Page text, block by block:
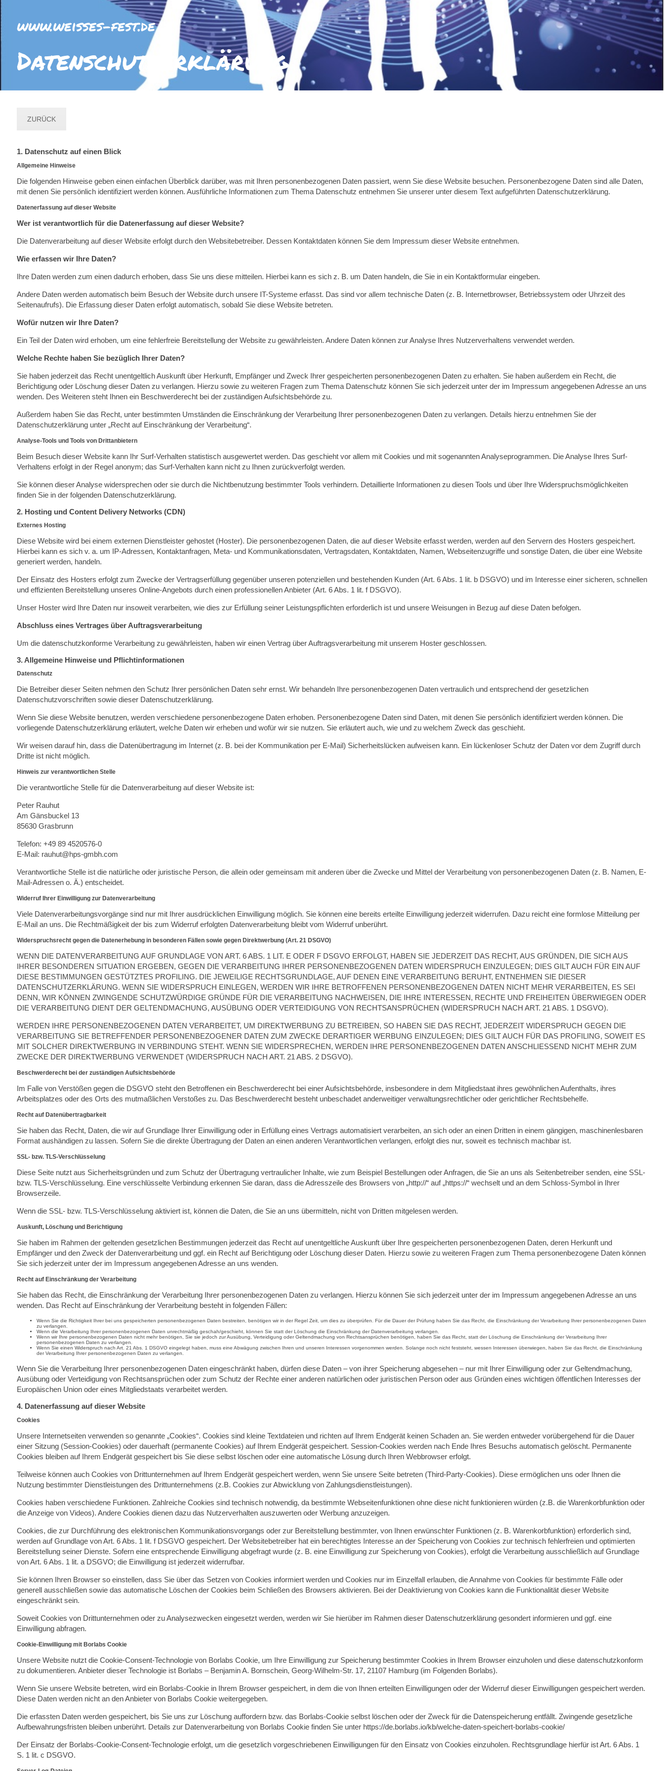
www.weisses-fest.de
Datenschutzerklärung
ZURÜCK
1. Datenschutz auf einen Blick
Allgemeine Hinweise
Die folgenden Hinweise geben einen einfachen Überblick darüber, was mit Ihren personenbezogenen Daten passiert, wenn Sie diese Website besuchen. Personenbezogene Daten sind alle Daten,
mit denen Sie persönlich identifiziert werden können. Ausführliche Informationen zum Thema Datenschutz entnehmen Sie unserer unter diesem Text aufgeführten Datenschutzerklärung.
Datenerfassung auf dieser Website
Wer ist verantwortlich für die Datenerfassung auf dieser Website?
Die Datenverarbeitung auf dieser Website erfolgt durch den Websitebetreiber. Dessen Kontaktdaten können Sie dem Impressum dieser Website entnehmen.
Wie erfassen wir Ihre Daten?
Ihre Daten werden zum einen dadurch erhoben, dass Sie uns diese mitteilen. Hierbei kann es sich z. B. um Daten handeln, die Sie in ein Kontaktformular eingeben.
Andere Daten werden automatisch beim Besuch der Website durch unsere IT-Systeme erfasst. Das sind vor allem technische Daten (z. B. Internetbrowser, Betriebssystem oder Uhrzeit des
Seitenaufrufs). Die Erfassung dieser Daten erfolgt automatisch, sobald Sie diese Website betreten.
Wofür nutzen wir Ihre Daten?
Ein Teil der Daten wird erhoben, um eine fehlerfreie Bereitstellung der Website zu gewährleisten. Andere Daten können zur Analyse Ihres Nutzerverhaltens verwendet werden.
Welche Rechte haben Sie bezüglich Ihrer Daten?
Sie haben jederzeit das Recht unentgeltlich Auskunft über Herkunft, Empfänger und Zweck Ihrer gespeicherten personenbezogenen Daten zu erhalten. Sie haben außerdem ein Recht, die
Berichtigung oder Löschung dieser Daten zu verlangen. Hierzu sowie zu weiteren Fragen zum Thema Datenschutz können Sie sich jederzeit unter der im Impressum angegebenen Adresse an uns
wenden. Des Weiteren steht Ihnen ein Beschwerderecht bei der zuständigen Aufsichtsbehörde zu.
Außerdem haben Sie das Recht, unter bestimmten Umständen die Einschränkung der Verarbeitung Ihrer personenbezogenen Daten zu verlangen. Details hierzu entnehmen Sie der
Datenschutzerklärung unter „Recht auf Einschränkung der Verarbeitung“.
Analyse-Tools und Tools von Drittanbietern
Beim Besuch dieser Website kann Ihr Surf-Verhalten statistisch ausgewertet werden. Das geschieht vor allem mit Cookies und mit sogenannten Analyseprogrammen. Die Analyse Ihres Surf-
Verhaltens erfolgt in der Regel anonym; das Surf-Verhalten kann nicht zu Ihnen zurückverfolgt werden.
Sie können dieser Analyse widersprechen oder sie durch die Nichtbenutzung bestimmter Tools verhindern. Detaillierte Informationen zu diesen Tools und über Ihre Widerspruchsmöglichkeiten
finden Sie in der folgenden Datenschutzerklärung.
2. Hosting und Content Delivery Networks (CDN)
Externes Hosting
Diese Website wird bei einem externen Dienstleister gehostet (Hoster). Die personenbezogenen Daten, die auf dieser Website erfasst werden, werden auf den Servern des Hosters gespeichert.
Hierbei kann es sich v. a. um IP-Adressen, Kontaktanfragen, Meta- und Kommunikationsdaten, Vertragsdaten, Kontaktdaten, Namen, Webseitenzugriffe und sonstige Daten, die über eine Website
generiert werden, handeln.
Der Einsatz des Hosters erfolgt zum Zwecke der Vertragserfüllung gegenüber unseren potenziellen und bestehenden Kunden (Art. 6 Abs. 1 lit. b DSGVO) und im Interesse einer sicheren, schnellen
und effizienten Bereitstellung unseres Online-Angebots durch einen professionellen Anbieter (Art. 6 Abs. 1 lit. f DSGVO).
Unser Hoster wird Ihre Daten nur insoweit verarbeiten, wie dies zur Erfüllung seiner Leistungspflichten erforderlich ist und unsere Weisungen in Bezug auf diese Daten befolgen.
Abschluss eines Vertrages über Auftragsverarbeitung
Um die datenschutzkonforme Verarbeitung zu gewährleisten, haben wir einen Vertrag über Auftragsverarbeitung mit unserem Hoster geschlossen.
3. Allgemeine Hinweise und Pflichtinformationen
Datenschutz
Die Betreiber dieser Seiten nehmen den Schutz Ihrer persönlichen Daten sehr ernst. Wir behandeln Ihre personenbezogenen Daten vertraulich und entsprechend der gesetzlichen
Datenschutzvorschriften sowie dieser Datenschutzerklärung.
Wenn Sie diese Website benutzen, werden verschiedene personenbezogene Daten erhoben. Personenbezogene Daten sind Daten, mit denen Sie persönlich identifiziert werden können. Die
vorliegende Datenschutzerklärung erläutert, welche Daten wir erheben und wofür wir sie nutzen. Sie erläutert auch, wie und zu welchem Zweck das geschieht.
Wir weisen darauf hin, dass die Datenübertragung im Internet (z. B. bei der Kommunikation per E-Mail) Sicherheitslücken aufweisen kann. Ein lückenloser Schutz der Daten vor dem Zugriff durch
Dritte ist nicht möglich.
Hinweis zur verantwortlichen Stelle
Die verantwortliche Stelle für die Datenverarbeitung auf dieser Website ist:
Peter Rauhut
Am Gänsbuckel 13
85630 Grasbrunn
Telefon: +49 89 4520576-0
E-Mail: rauhut@hps-gmbh.com
Verantwortliche Stelle ist die natürliche oder juristische Person, die allein oder gemeinsam mit anderen über die Zwecke und Mittel der Verarbeitung von personenbezogenen Daten (z. B. Namen, E-
Mail-Adressen o. Ä.) entscheidet.
Widerruf Ihrer Einwilligung zur Datenverarbeitung
Viele Datenverarbeitungsvorgänge sind nur mit Ihrer ausdrücklichen Einwilligung möglich. Sie können eine bereits erteilte Einwilligung jederzeit widerrufen. Dazu reicht eine formlose Mitteilung per
E-Mail an uns. Die Rechtmäßigkeit der bis zum Widerruf erfolgten Datenverarbeitung bleibt vom Widerruf unberührt.
Widerspruchsrecht gegen die Datenerhebung in besonderen Fällen sowie gegen Direktwerbung (Art. 21 DSGVO)
WENN DIE DATENVERARBEITUNG AUF GRUNDLAGE VON ART. 6 ABS. 1 LIT. E ODER F DSGVO ERFOLGT, HABEN SIE JEDERZEIT DAS RECHT, AUS GRÜNDEN, DIE SICH AUS
IHRER BESONDEREN SITUATION ERGEBEN, GEGEN DIE VERARBEITUNG IHRER PERSONENBEZOGENEN DATEN WIDERSPRUCH EINZULEGEN; DIES GILT AUCH FÜR EIN AUF
DIESE BESTIMMUNGEN GESTÜTZTES PROFILING. DIE JEWEILIGE RECHTSGRUNDLAGE, AUF DENEN EINE VERARBEITUNG BERUHT, ENTNEHMEN SIE DIESER
DATENSCHUTZERKLÄRUNG. WENN SIE WIDERSPRUCH EINLEGEN, WERDEN WIR IHRE BETROFFENEN PERSONENBEZOGENEN DATEN NICHT MEHR VERARBEITEN, ES SEI
DENN, WIR KÖNNEN ZWINGENDE SCHUTZWÜRDIGE GRÜNDE FÜR DIE VERARBEITUNG NACHWEISEN, DIE IHRE INTERESSEN, RECHTE UND FREIHEITEN ÜBERWIEGEN ODER
DIE VERARBEITUNG DIENT DER GELTENDMACHUNG, AUSÜBUNG ODER VERTEIDIGUNG VON RECHTSANSPRÜCHEN (WIDERSPRUCH NACH ART. 21 ABS. 1 DSGVO).
WERDEN IHRE PERSONENBEZOGENEN DATEN VERARBEITET, UM DIREKTWERBUNG ZU BETREIBEN, SO HABEN SIE DAS RECHT, JEDERZEIT WIDERSPRUCH GEGEN DIE
VERARBEITUNG SIE BETREFFENDER PERSONENBEZOGENER DATEN ZUM ZWECKE DERARTIGER WERBUNG EINZULEGEN; DIES GILT AUCH FÜR DAS PROFILING, SOWEIT ES
MIT SOLCHER DIREKTWERBUNG IN VERBINDUNG STEHT. WENN SIE WIDERSPRECHEN, WERDEN IHRE PERSONENBEZOGENEN DATEN ANSCHLIESSEND NICHT MEHR ZUM
ZWECKE DER DIREKTWERBUNG VERWENDET (WIDERSPRUCH NACH ART. 21 ABS. 2 DSGVO).
Beschwerderecht bei der zuständigen Aufsichtsbehörde
Im Falle von Verstößen gegen die DSGVO steht den Betroffenen ein Beschwerderecht bei einer Aufsichtsbehörde, insbesondere in dem Mitgliedstaat ihres gewöhnlichen Aufenthalts, ihres
Arbeitsplatzes oder des Orts des mutmaßlichen Verstoßes zu. Das Beschwerderecht besteht unbeschadet anderweitiger verwaltungsrechtlicher oder gerichtlicher Rechtsbehelfe.
Recht auf Datenübertragbarkeit
Sie haben das Recht, Daten, die wir auf Grundlage Ihrer Einwilligung oder in Erfüllung eines Vertrags automatisiert verarbeiten, an sich oder an einen Dritten in einem gängigen, maschinenlesbaren
Format aushändigen zu lassen. Sofern Sie die direkte Übertragung der Daten an einen anderen Verantwortlichen verlangen, erfolgt dies nur, soweit es technisch machbar ist.
SSL- bzw. TLS-Verschlüsselung
Diese Seite nutzt aus Sicherheitsgründen und zum Schutz der Übertragung vertraulicher Inhalte, wie zum Beispiel Bestellungen oder Anfragen, die Sie an uns als Seitenbetreiber senden, eine SSL-
bzw. TLS-Verschlüsselung. Eine verschlüsselte Verbindung erkennen Sie daran, dass die Adresszeile des Browsers von „http://“ auf „https://“ wechselt und an dem Schloss-Symbol in Ihrer
Browserzeile.
Wenn die SSL- bzw. TLS-Verschlüsselung aktiviert ist, können die Daten, die Sie an uns übermitteln, nicht von Dritten mitgelesen werden.
Auskunft, Löschung und Berichtigung
Sie haben im Rahmen der geltenden gesetzlichen Bestimmungen jederzeit das Recht auf unentgeltliche Auskunft über Ihre gespeicherten personenbezogenen Daten, deren Herkunft und
Empfänger und den Zweck der Datenverarbeitung und ggf. ein Recht auf Berichtigung oder Löschung dieser Daten. Hierzu sowie zu weiteren Fragen zum Thema personenbezogene Daten können
Sie sich jederzeit unter der im Impressum angegebenen Adresse an uns wenden.
Recht auf Einschränkung der Verarbeitung
Sie haben das Recht, die Einschränkung der Verarbeitung Ihrer personenbezogenen Daten zu verlangen. Hierzu können Sie sich jederzeit unter der im Impressum angegebenen Adresse an uns
wenden. Das Recht auf Einschränkung der Verarbeitung besteht in folgenden Fällen:
Wenn Sie die Richtigkeit Ihrer bei uns gespeicherten personenbezogenen Daten bestreiten, benötigen wir in der Regel Zeit, um dies zu überprüfen. Für die Dauer der Prüfung haben Sie das Recht, die Einschränkung der Verarbeitung Ihrer personenbezogenen Daten
zu verlangen.
Wenn die Verarbeitung Ihrer personenbezogenen Daten unrechtmäßig geschah/geschieht, können Sie statt der Löschung die Einschränkung der Datenverarbeitung verlangen.
Wenn wir Ihre personenbezogenen Daten nicht mehr benötigen, Sie sie jedoch zur Ausübung, Verteidigung oder Geltendmachung von Rechtsansprüchen benötigen, haben Sie das Recht, statt der Löschung die Einschränkung der Verarbeitung Ihrer
personenbezogenen Daten zu verlangen.
Wenn Sie einen Widerspruch nach Art. 21 Abs. 1 DSGVO eingelegt haben, muss eine Abwägung zwischen Ihren und unseren Interessen vorgenommen werden. Solange noch nicht feststeht, wessen Interessen überwiegen, haben Sie das Recht, die Einschränkung
der Verarbeitung Ihrer personenbezogenen Daten zu verlangen.
Wenn Sie die Verarbeitung Ihrer personenbezogenen Daten eingeschränkt haben, dürfen diese Daten – von ihrer Speicherung abgesehen – nur mit Ihrer Einwilligung oder zur Geltendmachung,
Ausübung oder Verteidigung von Rechtsansprüchen oder zum Schutz der Rechte einer anderen natürlichen oder juristischen Person oder aus Gründen eines wichtigen öffentlichen Interesses der
Europäischen Union oder eines Mitgliedstaats verarbeitet werden.
4. Datenerfassung auf dieser Website
Cookies
Unsere Internetseiten verwenden so genannte „Cookies“. Cookies sind kleine Textdateien und richten auf Ihrem Endgerät keinen Schaden an. Sie werden entweder vorübergehend für die Dauer
einer Sitzung (Session-Cookies) oder dauerhaft (permanente Cookies) auf Ihrem Endgerät gespeichert. Session-Cookies werden nach Ende Ihres Besuchs automatisch gelöscht. Permanente
Cookies bleiben auf Ihrem Endgerät gespeichert bis Sie diese selbst löschen oder eine automatische Lösung durch Ihren Webbrowser erfolgt.
Teilweise können auch Cookies von Drittunternehmen auf Ihrem Endgerät gespeichert werden, wenn Sie unsere Seite betreten (Third-Party-Cookies). Diese ermöglichen uns oder Ihnen die
Nutzung bestimmter Dienstleistungen des Drittunternehmens (z.B. Cookies zur Abwicklung von Zahlungsdienstleistungen).
Cookies haben verschiedene Funktionen. Zahlreiche Cookies sind technisch notwendig, da bestimmte Webseitenfunktionen ohne diese nicht funktionieren würden (z.B. die Warenkorbfunktion oder
die Anzeige von Videos). Andere Cookies dienen dazu das Nutzerverhalten auszuwerten oder Werbung anzuzeigen.
Cookies, die zur Durchführung des elektronischen Kommunikationsvorgangs oder zur Bereitstellung bestimmter, von Ihnen erwünschter Funktionen (z. B. Warenkorbfunktion) erforderlich sind,
werden auf Grundlage von Art. 6 Abs. 1 lit. f DSGVO gespeichert. Der Websitebetreiber hat ein berechtigtes Interesse an der Speicherung von Cookies zur technisch fehlerfreien und optimierten
Bereitstellung seiner Dienste. Sofern eine entsprechende Einwilligung abgefragt wurde (z. B. eine Einwilligung zur Speicherung von Cookies), erfolgt die Verarbeitung ausschließlich auf Grundlage
von Art. 6 Abs. 1 lit. a DSGVO; die Einwilligung ist jederzeit widerrufbar.
Sie können Ihren Browser so einstellen, dass Sie über das Setzen von Cookies informiert werden und Cookies nur im Einzelfall erlauben, die Annahme von Cookies für bestimmte Fälle oder
generell ausschließen sowie das automatische Löschen der Cookies beim Schließen des Browsers aktivieren. Bei der Deaktivierung von Cookies kann die Funktionalität dieser Website
eingeschränkt sein.
Soweit Cookies von Drittunternehmen oder zu Analysezwecken eingesetzt werden, werden wir Sie hierüber im Rahmen dieser Datenschutzerklärung gesondert informieren und ggf. eine
Einwilligung abfragen.
Cookie-Einwilligung mit Borlabs Cookie
Unsere Website nutzt die Cookie-Consent-Technologie von Borlabs Cookie, um Ihre Einwilligung zur Speicherung bestimmter Cookies in Ihrem Browser einzuholen und diese datenschutzkonform
zu dokumentieren. Anbieter dieser Technologie ist Borlabs – Benjamin A. Bornschein, Georg-Wilhelm-Str. 17, 21107 Hamburg (im Folgenden Borlabs).
Wenn Sie unsere Website betreten, wird ein Borlabs-Cookie in Ihrem Browser gespeichert, in dem die von Ihnen erteilten Einwilligungen oder der Widerruf dieser Einwilligungen gespeichert werden.
Diese Daten werden nicht an den Anbieter von Borlabs Cookie weitergegeben.
Die erfassten Daten werden gespeichert, bis Sie uns zur Löschung auffordern bzw. das Borlabs-Cookie selbst löschen oder der Zweck für die Datenspeicherung entfällt. Zwingende gesetzliche
Aufbewahrungsfristen bleiben unberührt. Details zur Datenverarbeitung von Borlabs Cookie finden Sie unter https://de.borlabs.io/kb/welche-daten-speichert-borlabs-cookie/
Der Einsatz der Borlabs-Cookie-Consent-Technologie erfolgt, um die gesetzlich vorgeschriebenen Einwilligungen für den Einsatz von Cookies einzuholen. Rechtsgrundlage hierfür ist Art. 6 Abs. 1
S. 1 lit. c DSGVO.